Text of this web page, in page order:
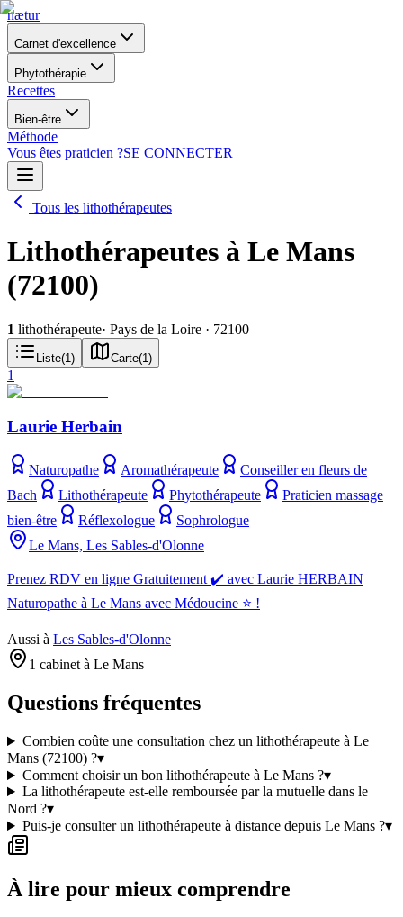
nætur
Carnet d'excellence
Phytothérapie
Recettes
Bien-être
Méthode
Vous êtes praticien ?SE CONNECTER
Tous les lithothérapeutes
Lithothérapeutes à Le Mans
(72100)
1 lithothérapeute· Pays de la Loire · 72100
Liste(1 ) Carte(1 )
1
Laurie Herbain
Naturopathe Aromathérapeute
Conseiller en fleurs de
Bach
Lithothérapeute Phytothérapeute
Praticien massage
bien-être
Réflexologue
Sophrologue
Le Mans, Les Sables-d'Olonne
Prenez RDV en ligne Gratuitement ✔️ avec Laurie HERBAIN
Naturopathe à Le Mans avec Médoucine ⭐ !
Aussi à Les Sables-d'Olonne
1 cabinet à Le Mans
Questions fréquentes
Combien coûte une consultation chez un lithothérapeute à Le
Mans (72100) ?▾
Comment choisir un bon lithothérapeute à Le Mans ?▾
La lithothérapeute est-elle remboursée par la mutuelle dans le
Nord ?▾
Puis-je consulter un lithothérapeute à distance depuis Le Mans ?▾
À lire pour mieux comprendre